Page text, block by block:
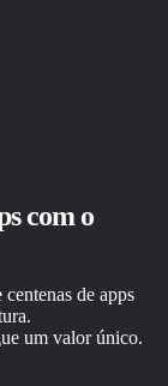
com o
de apps
um valor único.